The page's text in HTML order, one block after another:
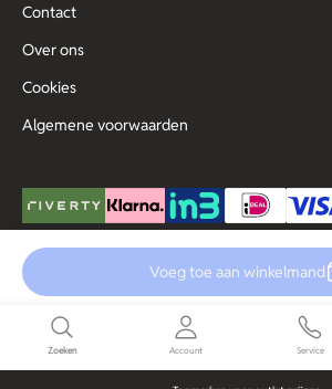
Voeg toe aan winkelmand
Contact
Over ons
Cookies
Algemene voorwaarden
© Copyright 2025 Outlet for Men De
Zoeken Account Service